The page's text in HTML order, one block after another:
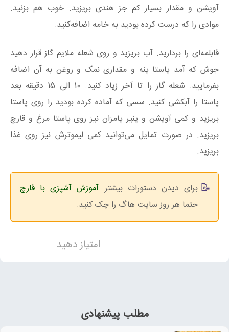
آویشن و مقدار بسیار کم جز هندی بریزید. خوب هم بزنید.
موادی را که درست کرده بودید به خامه اضافه‌کنید.
قابلمه‌ای را بردارید. آب بریزید و روی شعله ملایم گاز قرار دهید
جوش که آمد پاستا پنه و مقداری نمک و روغن به آن اضافه
بفرمایید. شعله گاز را تا آخر زیاد کنید. 10 الی 15 دقیقه بعد
پاستا را آبکشی کنید. سسی که آماده کرده بودید را روی پاستا
بریزید و کمی آویشن و پنیر پامزان نیز روی پاستا مرغ و قارچ
بریزید. در صورت تمایل می‌توانید کمی لیموترش نیز روی غذا
بریزید.
برای دیدن دستورات بیشتر آموزش آشپزی با قارچ
حتما هر روز سایت هاگ را چک کنید.
امتیاز دهید
مطلب پیشنهادی